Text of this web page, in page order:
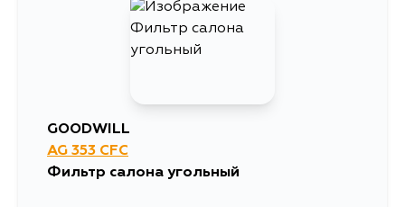
705
12 августа
GOODWILL
AG 353 CFC
Фильтр салона угольный